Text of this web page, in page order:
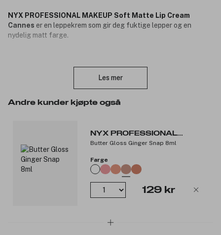
NYX PROFESSIONAL MAKEUP Soft Matte Lip Cream
Cannes er en leppekrem som gir deg fuktige lepper og en
nydelig matt farge.
Dette er ikke leppestift eller lipgloss du får, men en leppekrem
av høy kvalitet! Denne fløyelsmyke kremen smelter på leppene
og gir deg en fantastisk matt farge som varer lenge. I
motsetning til mange andre mattende leppeprodukter så gir den
fuktighet til leppene istedenfor å tørke dem ut.
Produktnummer: 3056310
Les mer
Andre kunder kjøpte også
NYX PROFESSIONAL
MAKEUP
Butter Gloss Ginger Snap 8ml
Farge
129 kr